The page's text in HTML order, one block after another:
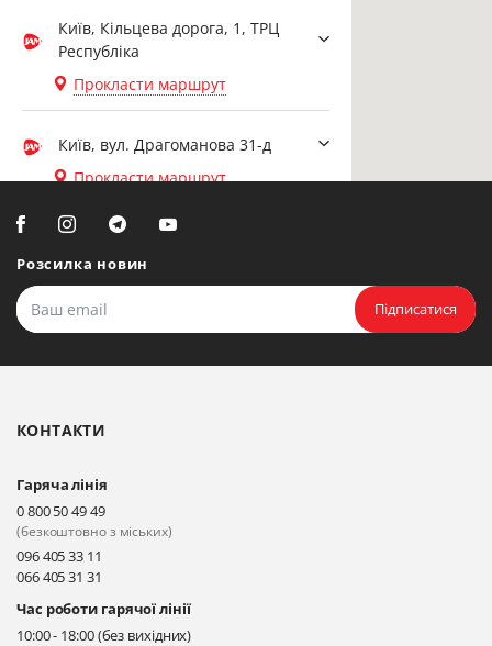
Київ, Кільцева дорога, 1, ТРЦ
Республіка
Прокласти маршрут
Київ, вул. Драгоманова 31-д
Прокласти маршрут
Біла Церква, вул. Ярослава
Мудрого, 20, офіс 108
Прокласти маршрут
Київ, вул. Драгоманова 31-д
Прокласти маршрут
Київ, вул. Драгоманова 31-д
Прокласти маршрут
Розсилка новин
Підписатися
КОНТАКТИ
Гаряча лінія
0 800 50 49 49
(безкоштовно з міських)
096 405 33 11
066 405 31 31
Час роботи гарячої лінії
10:00 - 18:00 (без вихідних)